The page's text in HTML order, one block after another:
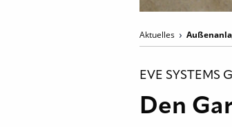
Aktuelles
EVE SYSTEMS
Den